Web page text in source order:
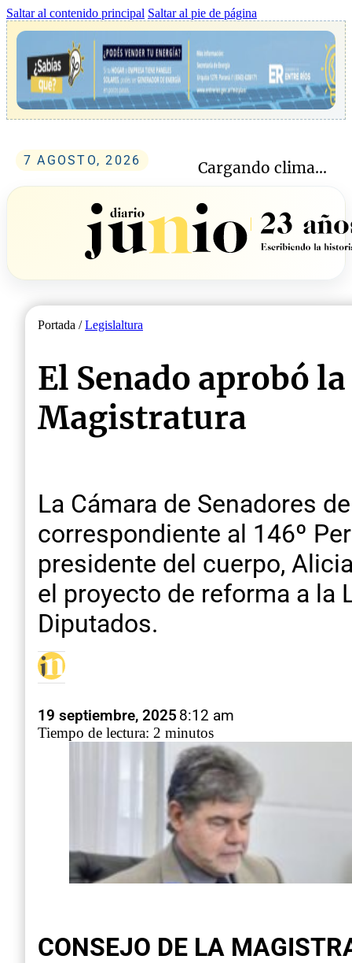
Saltar al contenido principal Saltar al pie de página
7 AGOSTO, 2026 Cargando clima...
Portada /Legislaltura
El Senado aprobó
Magistratura
La Cámara de Senadores
correspondiente al 146º
presidente del cuerpo,
el proyecto de reforma a la
Diputados.
19 septiembre, 2025 8:12 am
Tiempo de lectura: 2 minutos
CONSEJO DE LA